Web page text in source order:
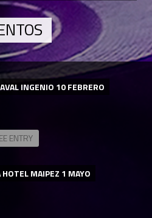
INGENIO 10 FEBRERO
ENTRY
HOTEL MAIPEZ 1 MAYO